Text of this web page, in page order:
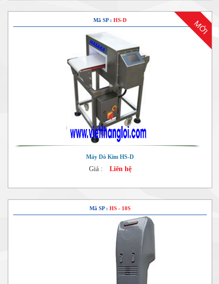
Mã SP : HS-D MỚI
Máy Dò Kim HS-D
Giá : Liên hệ
Mã SP : HS - 10S